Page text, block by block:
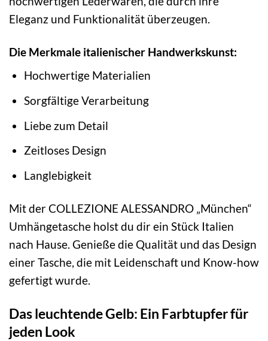
Eleganz und Funktionalität überzeugen.
Die Merkmale italienischer Handwerkskunst:
Hochwertige Materialien
Sorgfältige Verarbeitung
Liebe zum Detail
Zeitloses Design
Langlebigkeit
Mit der COLLEZIONE ALESSANDRO „München“
Umhängetasche holst du dir ein Stück Italien
nach Hause. Genieße die Qualität und das Design
einer Tasche, die mit Leidenschaft und Know-how
gefertigt wurde.
Das leuchtende Gelb: Ein Farbtupfer für
jeden Look